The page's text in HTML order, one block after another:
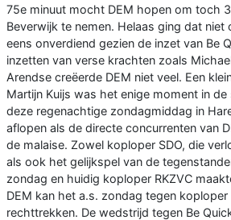
75e minuut mocht DEM hopen om toch
Beverwijk te nemen. Helaas ging dat niet
eens onverdiend gezien de inzet van Be
inzetten van verse krachten zoals
Arendse creëerde DEM niet veel. Een
Martijn Kuijs was het enige moment in
deze regenachtige zondagmiddag in
aflopen als de directe concurrenten van
de malaise. Zowel koploper SDO, die
als ook het gelijkspel van de
zondag en huidig koploper RKZVC
DEM kan het a.s. zondag tegen koploper
rechttrekken. De wedstrijd tegen Be